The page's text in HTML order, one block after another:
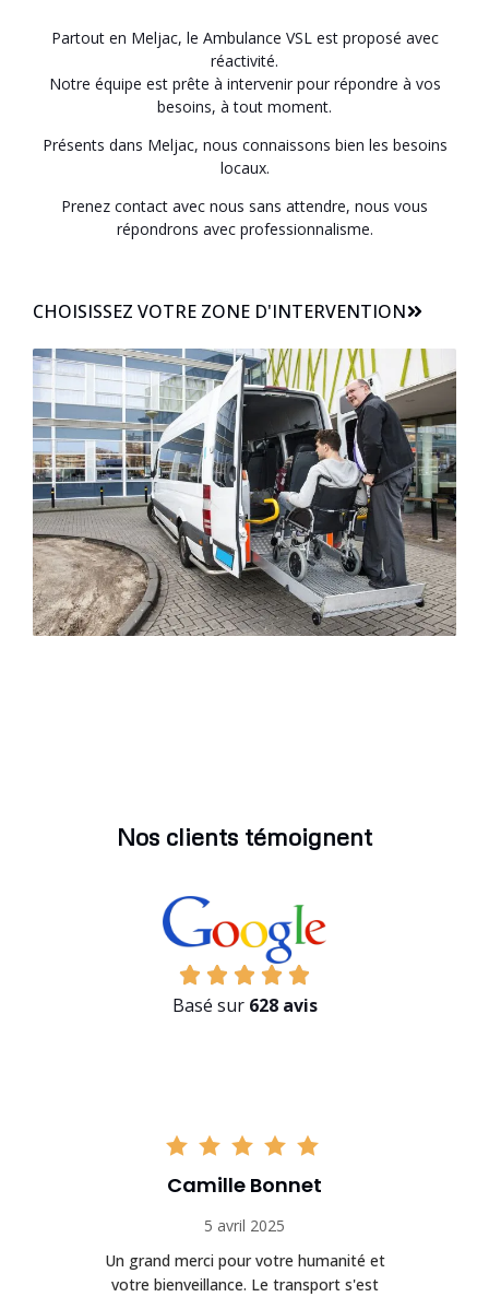
Partout en Meljac, le Ambulance VSL est proposé avec
réactivité.
Notre équipe est prête à intervenir pour répondre à vos
besoins, à tout moment.
Présents dans Meljac, nous connaissons bien les besoins
locaux.
Prenez contact avec nous sans attendre, nous vous
répondrons avec professionnalisme.
CHOISISSEZ VOTRE ZONE D'INTERVENTION
Nos clients témoignent
Basé sur 628 avis
Camille Bonnet
5 avril 2025
Un grand merci pour votre humanité et
votre bienveillance. Le transport s'est